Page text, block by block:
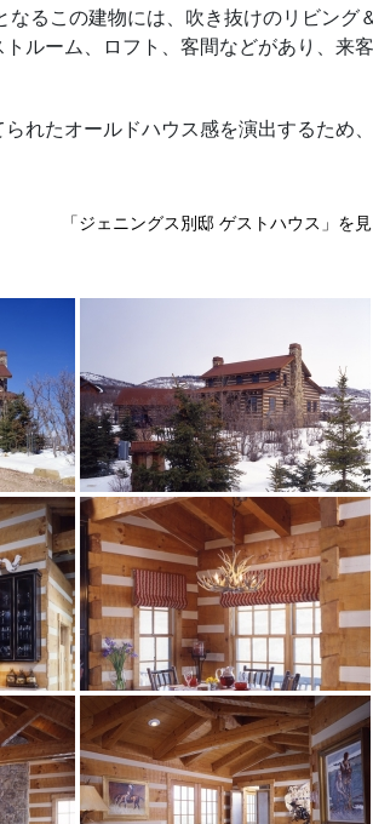
るこの建物には、吹き抜けのリビング
ルーム、ロフト、客間などがあり、来
れたオールドハウス感を演出するため
「ジェニングス別邸 ゲストハウス」を